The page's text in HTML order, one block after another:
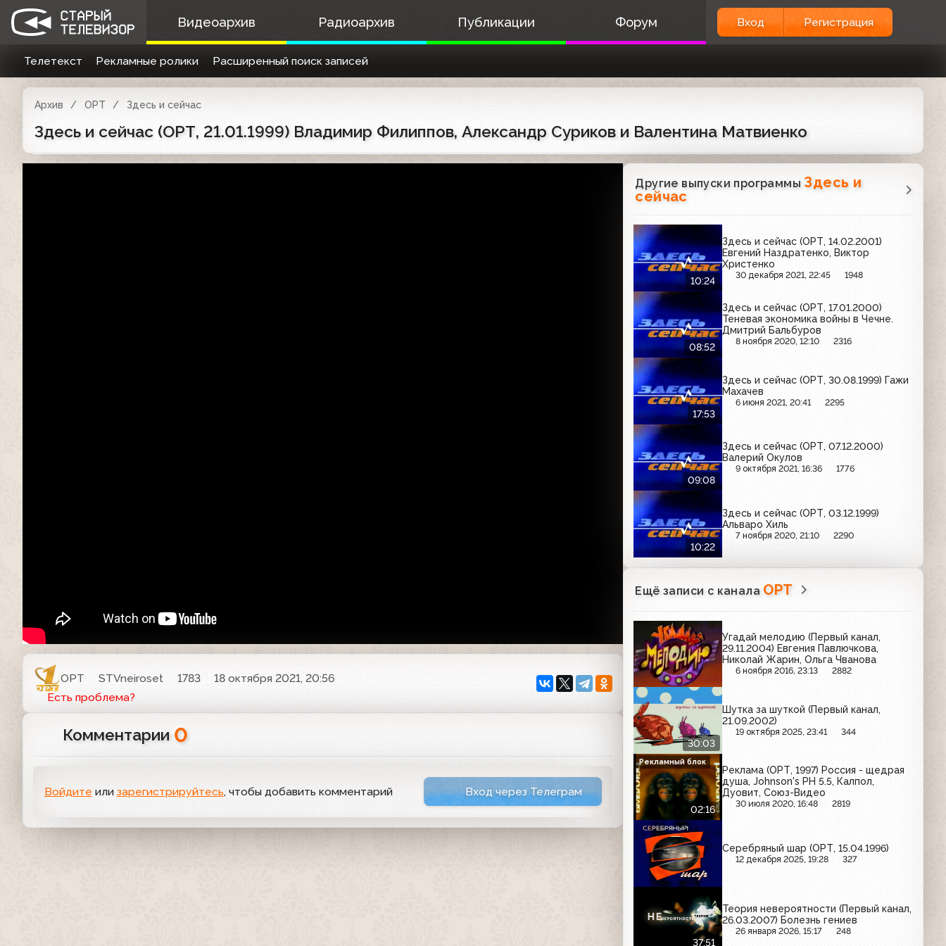
Видеоархив Радиоархив Публикации Форум Вход Регистрация
Телетекст Рекламные ролики Расширенный поиск записей
Архив ОРТ Здесь и сейчас
Здесь и сейчас (ОРТ, 21.01.1999) Владимир Филиппов, Александр Суриков и Валентина Матвиенко
ОРТ STVneiroset 1783
18 октября 2021, 20:56
Есть проблема?
Комментарии 0
Войдите или зарегистрируйтесь, чтобы добавить комментарий Вход через Телеграм
Другие выпуски программы Здесь и
сейчас
10:24
Здесь и сейчас (ОРТ, 14.02.2001)
Евгений Наздратенко, Виктор
Христенко
30 декабря 2021, 22:45 1948
08:52
Здесь и сейчас (ОРТ, 17.01.2000)
Теневая экономика войны в Чечне.
Дмитрий Бальбуров
8 ноября 2020, 12:10 2316
17:53
Здесь и сейчас (ОРТ, 30.08.1999) Гажи
Махачев
6 июня 2021, 20:41 2295
09:08
Здесь и сейчас (ОРТ, 07.12.2000)
Валерий Окулов
9 октября 2021, 16:36 1776
10:22
Здесь и сейчас (ОРТ, 03.12.1999)
Альваро Хиль
7 ноября 2020, 21:10 2290
Ещё записи с канала ОРТ
Угадай мелодию (Первый канал,
29.11.2004) Евгения Павлючкова,
Николай Жарин, Ольга Чванова
6 ноября 2016, 23:13 2882
30:03
Шутка за шуткой (Первый канал,
21.09.2002)
19 октября 2025, 23:41 344
02:16
Реклама (ОРТ, 1997) Россия - щедрая
душа, Johnson's PH 5.5, Калпол,
Дуовит, Союз-Видео
30 июля 2020, 16:48 2819
Рекламный блок
Серебряный шар (ОРТ, 15.04.1996)
12 декабря 2025, 19:28 327
37:51
Теория невероятности (Первый канал,
26.03.2007) Болезнь гениев
26 января 2026, 15:17 248